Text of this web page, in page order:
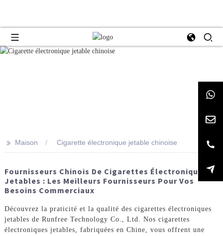
>> Maison Cigarette électronique jetable chinoise
Fournisseurs Chinois De Cigarettes Électroniques
Jetables : Les Meilleurs Fournisseurs Pour Vos
Besoins Commerciaux
Découvrez la praticité et la qualité des cigarettes électroniques
jetables de Runfree Technology Co., Ltd. Nos cigarettes
électroniques jetables, fabriquées en Chine, vous offrent une